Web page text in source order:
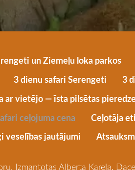
un Ziemeļu loka parkos
3 dienu safari Serengeti 3
ar vietējo — īsta pilsētas pieredze
ceļojuma cena Ceļotāja
veselības jautājumi
Izmantotas Alberta Kareļa,